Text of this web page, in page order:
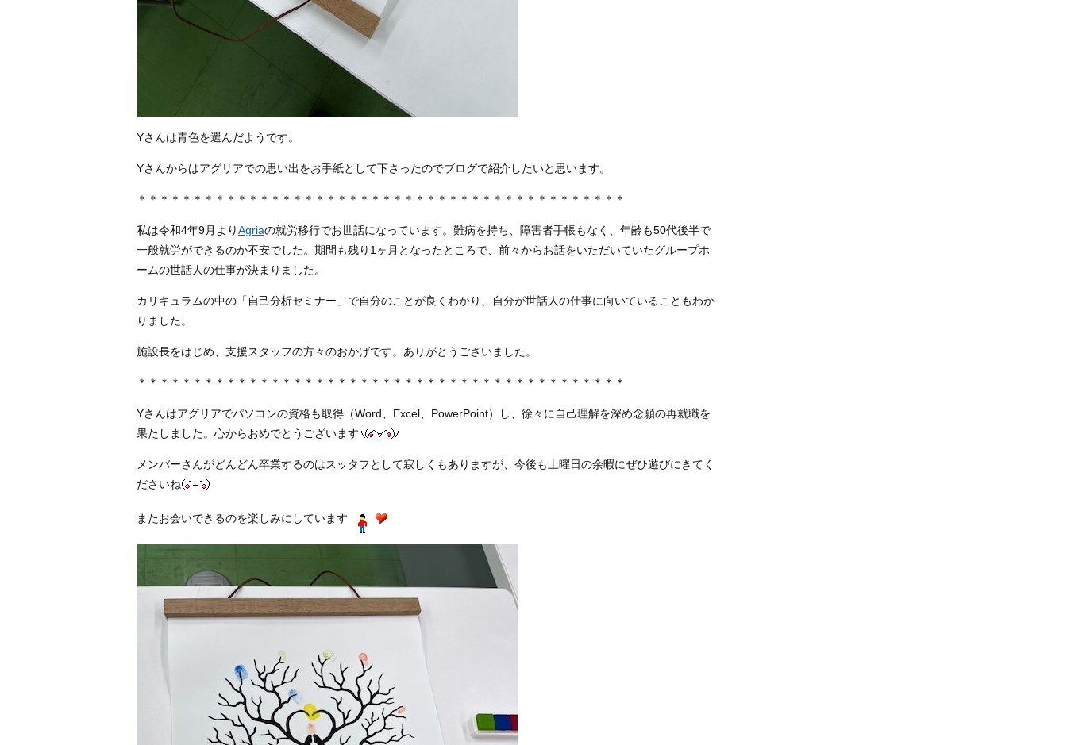
Yさんは青色を選んだようです。
Yさんからはアグリアでの思い出をお手紙として下さったのでブログで紹介したいと思います。
＊＊＊＊＊＊＊＊＊＊＊＊＊＊＊＊＊＊＊＊＊＊＊＊＊＊＊＊＊＊＊＊＊＊＊＊＊＊＊＊＊＊＊＊
私は令和4年9月よりAgriaの就労移行でお世話になっています。難病を持ち、障害者手帳もなく、年齢も50代後半で
一般就労ができるのか不安でした。期間も残り1ヶ月となったところで、前々からお話をいただいていたグループホ
ームの世話人の仕事が決まりました。
カリキュラムの中の「自己分析セミナー」で自分のことが良くわかり、自分が世話人の仕事に向いていることもわか
りました。
施設長をはじめ、支援スタッフの方々のおかげです。ありがとうございました。
＊＊＊＊＊＊＊＊＊＊＊＊＊＊＊＊＊＊＊＊＊＊＊＊＊＊＊＊＊＊＊＊＊＊＊＊＊＊＊＊＊＊＊＊
Yさんはアグリアでパソコンの資格も取得（Word、Excel、PowerPoint）し、徐々に自己理解を深め念願の再就職を
果たしました。心からおめでとうございます
メンバーさんがどんどん卒業するのはスッタフとして寂しくもありますが、今後も土曜日の余暇にぜひ遊びにきてく
ださいね
またお会いできるのを楽しみにしています